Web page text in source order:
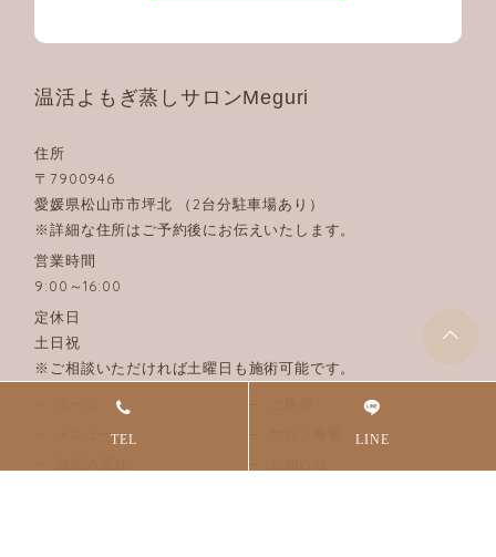
温活よもぎ蒸しサロンMeguri
住所
〒7900946
愛媛県松山市市坪北 （2台分駐車場あり）
※詳細な住所はご予約後にお伝えいたします。
営業時間
9:00～16:00
定休日
土日祝
※ご相談いただければ土曜日も施術可能です。
メニュー